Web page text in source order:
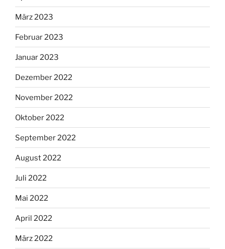
März 2023
Februar 2023
Januar 2023
Dezember 2022
November 2022
Oktober 2022
September 2022
August 2022
Juli 2022
Mai 2022
April 2022
März 2022